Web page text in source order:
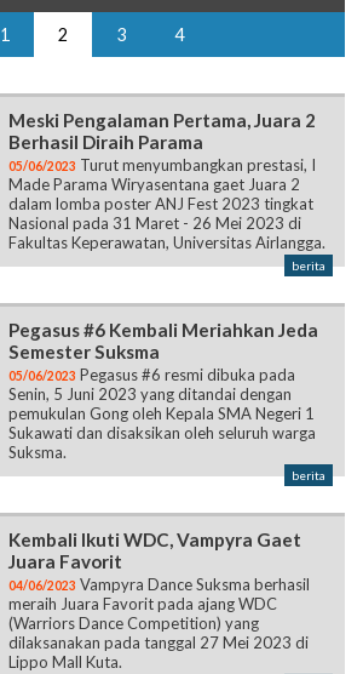
1 2 3 4
Meski Pengalaman Pertama, Juara 2
Berhasil Diraih Parama
05/06/2023 Turut menyumbangkan prestasi, I
Made Parama Wiryasentana gaet Juara 2
dalam lomba poster ANJ Fest 2023 tingkat
Nasional pada 31 Maret - 26 Mei 2023 di
Fakultas Keperawatan, Universitas Airlangga.
berita
Pegasus #6 Kembali Meriahkan Jeda
Semester Suksma
05/06/2023 Pegasus #6 resmi dibuka pada
Senin, 5 Juni 2023 yang ditandai dengan
pemukulan Gong oleh Kepala SMA Negeri 1
Sukawati dan disaksikan oleh seluruh warga
Suksma.
berita
Kembali Ikuti WDC, Vampyra Gaet
Juara Favorit
04/06/2023 Vampyra Dance Suksma berhasil
meraih Juara Favorit pada ajang WDC
(Warriors Dance Competition) yang
dilaksanakan pada tanggal 27 Mei 2023 di
Lippo Mall Kuta.